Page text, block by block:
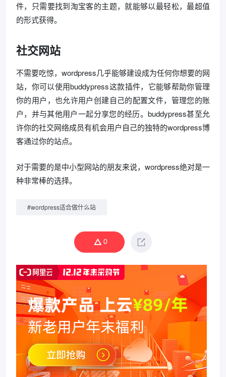
件，只需要找到淘宝客的主题，就能够以最轻松，最超值
的形式获得。
社交网站
不需要吃惊，wordpress几乎能够建设成为任何你想要的网
站，你可以使用buddypress这款插件，它能够帮助你管理
你的用户，也允许用户创建自己的配置文件，管理您的账
户，并与其他用户一起分享您的经历。buddypress甚至允
许你的社交网络成员有机会用户自己的独特的wordpress博
客通过你的站点。
对于需要的是中小型网站的朋友来说，wordpress绝对是一
种非常棒的选择。
#wordpress适合做什么站
0